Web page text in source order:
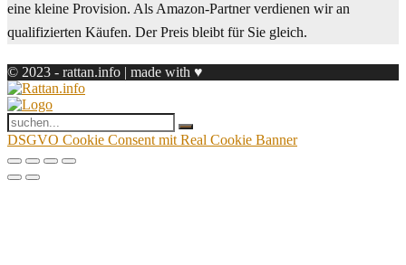
eine kleine Provision. Als Amazon-Partner verdienen wir an
qualifizierten Käufen. Der Preis bleibt für Sie gleich.
© 2023 - rattan.info | made with ♥
DSGVO Cookie Consent mit Real Cookie Banner